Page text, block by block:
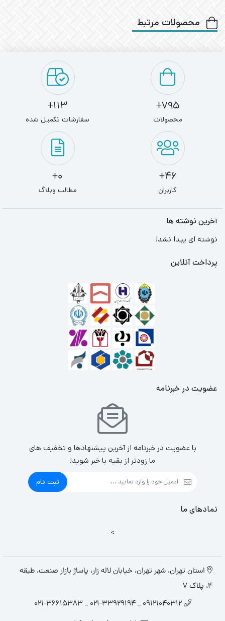
محصولات مرتبط
795+
محصولات
113+
سفارشات تکمیل شده
46+
کاربران
0+
مطالب وبلاگ
آخرین نوشته ها
نوشته ای پیدا نشد!
پرداخت آنلاین
عضویت در خبرنامه
با عضویت در خبرنامه از آخرین پیشنهادها و تخفیف های
ما زودتر از بقیه با خبر شوید!
ثبت نام
نمادهای ما
>
استان تهران، شهر تهران، خیابان لاله زار، پاساژ بازار صنعت، طبقه
4، پلاک 7
09121040312 _ 021-33929194 _ 021-36615383